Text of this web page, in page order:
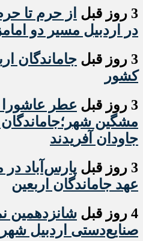
3 روز قبل
از حرم تا
در اردبیل مسیر دو
3 روز قبل
جاماندگان
کشور
3 روز قبل
عطر
مشگین
جاودان آفریدند
3 روز قبل
پارس‌آباد در
عهد جاماندگان اربعین
4 روز قبل
شانزدهمین
صنایع‌دستی اردبیل